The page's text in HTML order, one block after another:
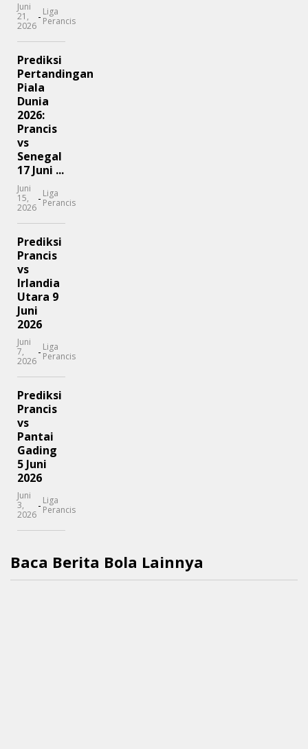
Juni
21,
2026
- Liga
Perancis
Prediksi
Pertandingan
Piala
Dunia
2026:
Prancis
vs
Senegal
17 Juni ...
Juni
15,
2026
- Liga
Perancis
Prediksi
Prancis
vs
Irlandia
Utara 9
Juni
2026
Juni
7,
2026
- Liga
Perancis
Prediksi
Prancis
vs
Pantai
Gading
5 Juni
2026
Juni
3,
2026
- Liga
Perancis
Baca Berita Bola Lainnya